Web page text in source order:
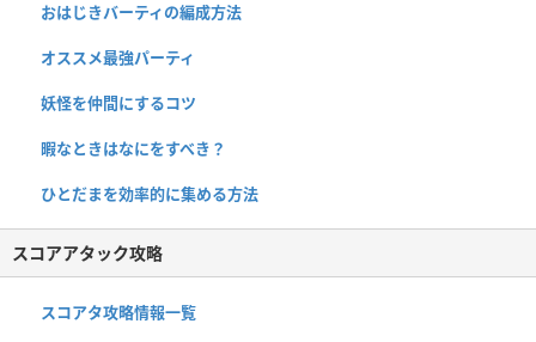
おはじきバーティの編成方法
オススメ最強パーティ
妖怪を仲間にするコツ
暇なときはなにをすべき？
ひとだまを効率的に集める方法
スコアアタック攻略
スコアタ攻略情報一覧